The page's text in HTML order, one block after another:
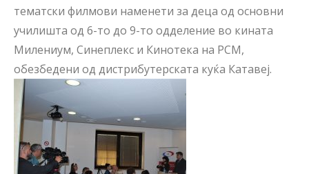
тематски филмови наменети за деца од основни
училишта од 6-то до 9-то одделение во кината
Милениум, Синеплекс и Кинотека на РСМ,
обезбедени од дистрибутерската куќа Катавеј.